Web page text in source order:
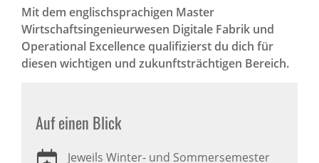
Mit dem englischsprachigen Master
Wirtschaftsingenieurwesen Digitale Fabrik und
Operational Excellence qualifizierst du dich für
diesen wichtigen und zukunftsträchtigen Bereich.
Auf einen Blick
Jeweils Winter- und Sommersemester